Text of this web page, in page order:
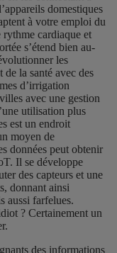
domestiques
à votre emploi du
cardiaque et
s’étend bien au-
les
la santé avec des
d’irrigation
avec une gestion
utilisation plus
est un endroit
moyen de
données peut obtenir
Il se développe
des capteurs et une
donnant ainsi
aussi farfelues.
? Certainement un
des informations